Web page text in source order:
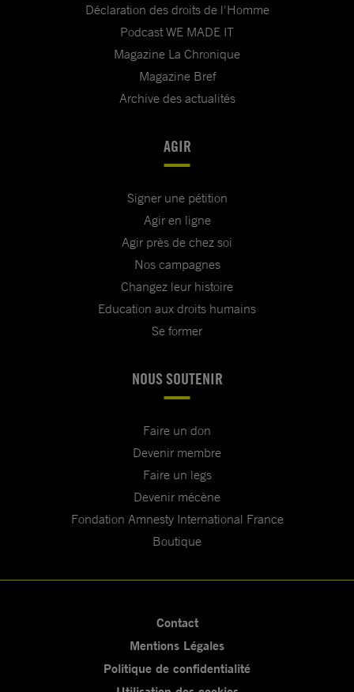
Déclaration des droits de l'Homme
Podcast WE MADE IT
Magazine La Chronique
Magazine Bref
Archive des actualités
AGIR
Signer une pétition
Agir en ligne
Agir près de chez soi
Nos campagnes
Changez leur histoire
Education aux droits humains
Se former
NOUS SOUTENIR
Faire un don
Devenir membre
Faire un legs
Devenir mécène
Fondation Amnesty International France
Boutique
Contact
Mentions Légales
Politique de confidentialité